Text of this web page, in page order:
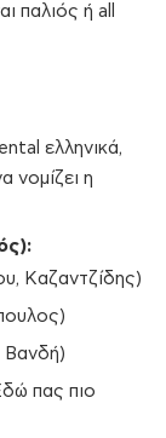
παλιός ή all
ελληνικά,
νομίζει η
Καζαντζίδης)
Βανδή)
πας πιο